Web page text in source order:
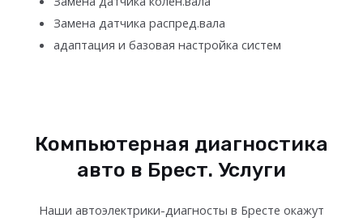
Замена датчика распред.вала
адаптация и базовая настройка систем
Компьютерная диагностика
авто в Брест. Услуги
Наши автоэлектрики-диагносты в Бресте окажут